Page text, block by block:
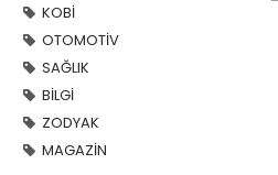
KOBİ
OTOMOTİV
SAĞLIK
BİLGİ
ZODYAK
MAGAZİN